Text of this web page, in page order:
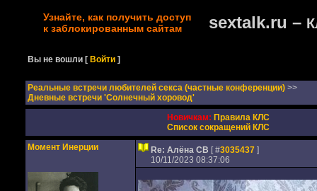
Узнайте, как получить доступ
к заблокированным сайтам
sextalk.ru –
Вы не вошли [Войти ]
Реальные встречи любителей секса (частные конференции) >>
Дневные встречи 'Солнечный хоровод'
Новичкам: Правила КЛС
Список сокращений КЛС
Момент Инерции
Re: Алёна СВ [ #3035437]
10/11/2023 08:37:06